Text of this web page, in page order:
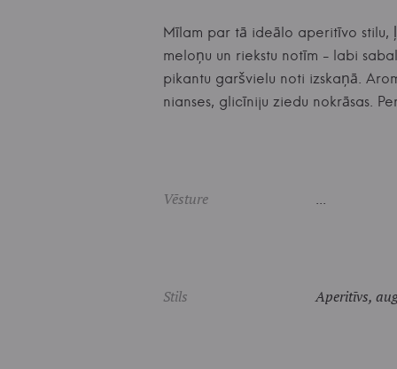
Mīlam par tā ideālo aperitīvo stilu,
meloņu un riekstu notīm - labi
pikantu garšvielu noti izskaņā.
nianses, glicīniju ziedu nokrāsas.
Vēsture ...
Stils Aperitīvs,